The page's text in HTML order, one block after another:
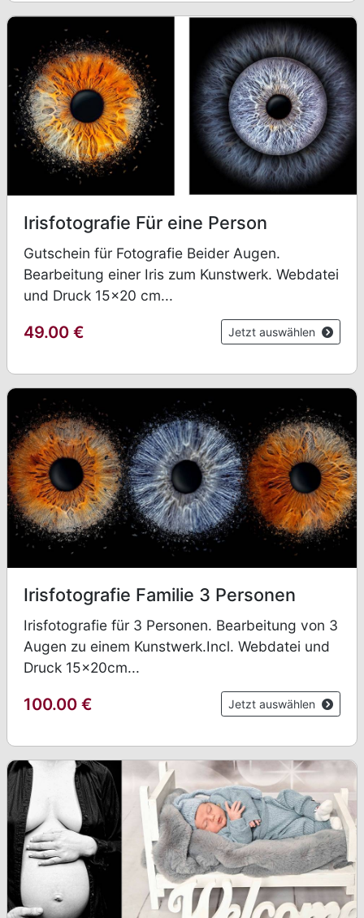
Irisfotografie Für eine Person
Gutschein für Fotografie Beider Augen.
Bearbeitung einer Iris zum Kunstwerk. Webdatei
und Druck 15x20 cm...
49.00 € Jetzt auswählen
Irisfotografie Familie 3 Personen
Irisfotografie für 3 Personen. Bearbeitung von 3
Augen zu einem Kunstwerk.Incl. Webdatei und
Druck 15x20cm...
100.00 € Jetzt auswählen